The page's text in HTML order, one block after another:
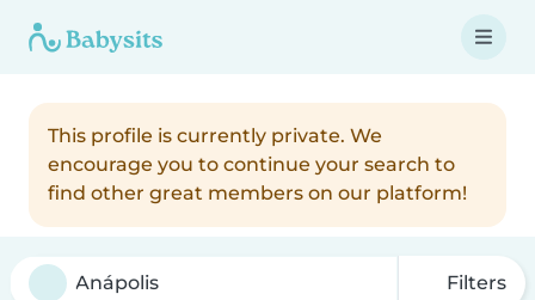
This profile is currently private. We
encourage you to continue your search to
find other great members on our platform!
Filters